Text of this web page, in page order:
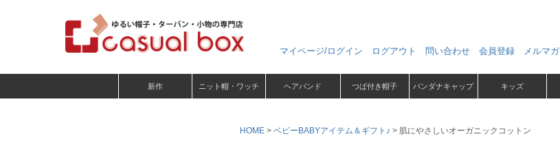
マイページ/ログイン ログアウト 問い合わせ 会員登録 メルマガ
新作 ニット帽・ワッチ ヘアバンド つば付き帽子 バンダナキャップ キッズ
HOME ベビーBABYアイテム＆ギフト♪ 肌にやさしいオーガニックコットン